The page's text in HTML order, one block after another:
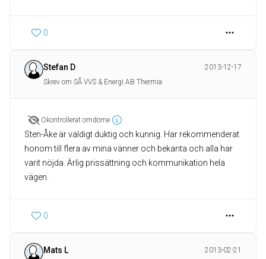
0
Stefan D
2013-12-17
Skrev om SÅ VVS & Energi AB Thermia
Okontrollerat omdöme
Sten-Åke är väldigt duktig och kunnig. Har rekommenderat
honom till flera av mina vänner och bekanta och alla har
varit nöjda. Ärlig prissättning och kommunikation hela
vägen.
0
Mats L 2013-02-21